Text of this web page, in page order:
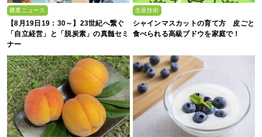
農業ニュース
【8月19日19：30～】23世紀へ繋ぐ
「自立経営」と「脱炭素」の真髄セミ
ナー
生産技術
シャインマスカットの育て方 皮ごと
食べられる高級ブドウを家庭で！